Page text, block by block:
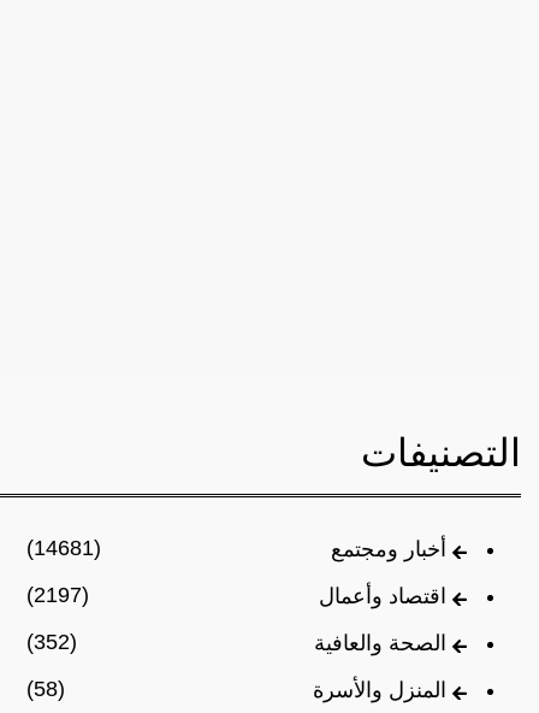
التصنيفات
أخبار ومجتمع
(14681)
اقتصاد وأعمال
(2197)
الصحة والعافية
(352)
المنزل والأسرة
(58)